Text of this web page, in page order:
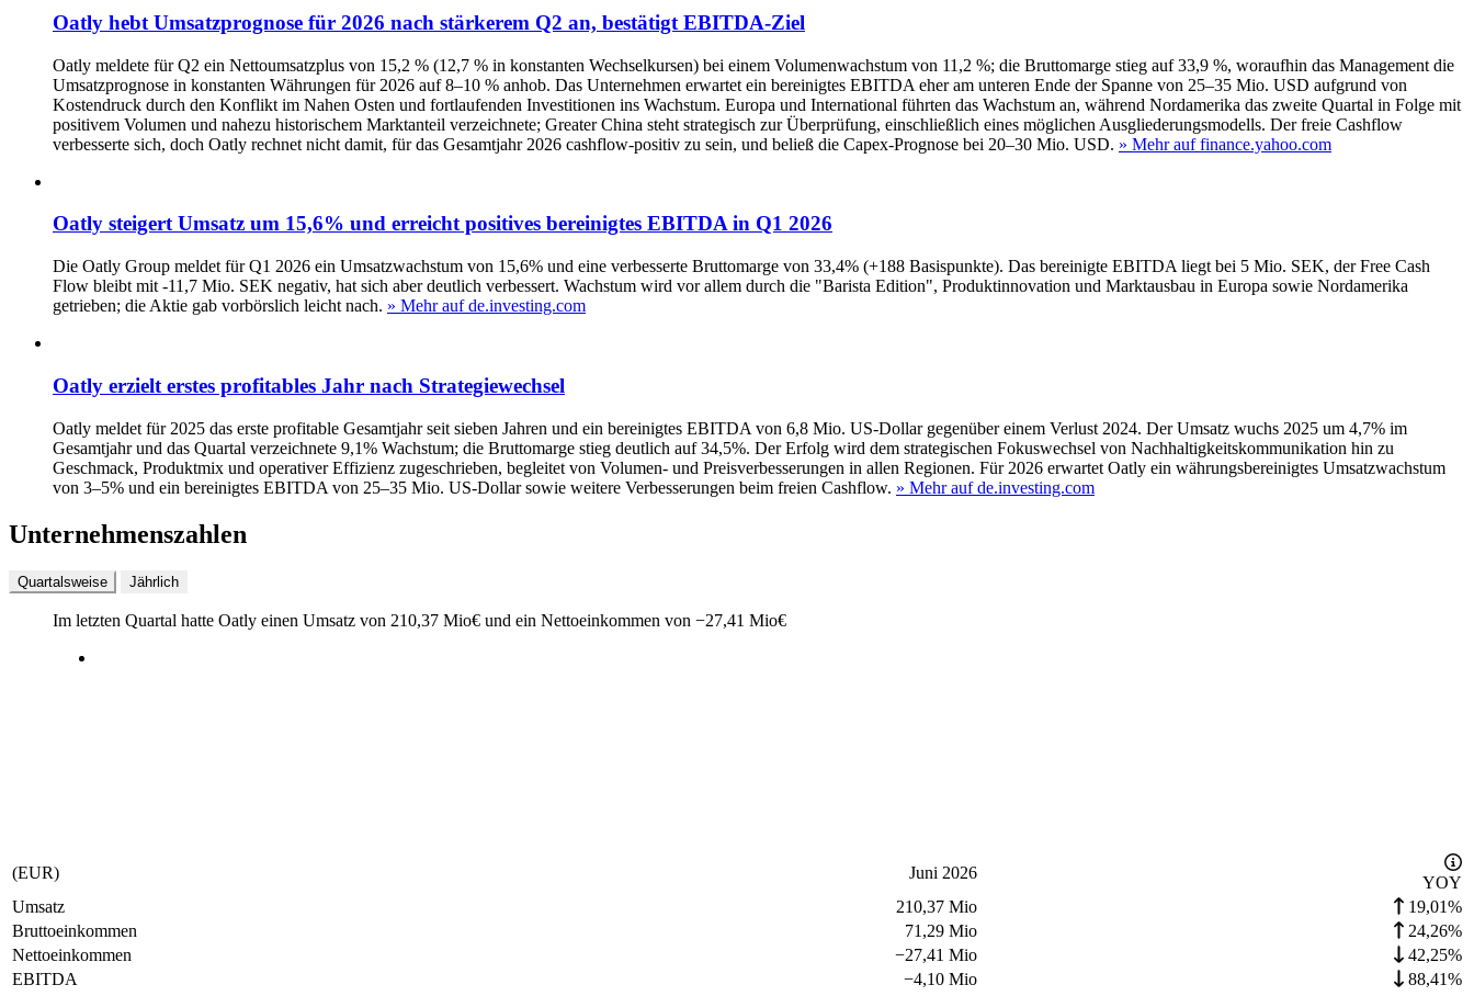
Oatly hebt Umsatzprognose für 2026 nach stärkerem Q2 an, bestätigt EBITDA-Ziel
Oatly meldete für Q2 ein Nettoumsatzplus von 15,2 % (12,7 % in konstanten Wechselkursen) bei einem Volumenwachstum von 11,2 %; die Bruttomarge stieg auf 33,9 %, woraufhin das Management die
Umsatzprognose in konstanten Währungen für 2026 auf 8–10 % anhob. Das Unternehmen erwartet ein bereinigtes EBITDA eher am unteren Ende der Spanne von 25–35 Mio. USD aufgrund von
Kostendruck durch den Konflikt im Nahen Osten und fortlaufenden Investitionen ins Wachstum. Europa und International führten das Wachstum an, während Nordamerika das zweite Quartal in Folge mit
positivem Volumen und nahezu historischem Marktanteil verzeichnete; Greater China steht strategisch zur Überprüfung, einschließlich eines möglichen Ausgliederungsmodells. Der freie Cashflow
verbesserte sich, doch Oatly rechnet nicht damit, für das Gesamtjahr 2026 cashflow-positiv zu sein, und beließ die Capex‑Prognose bei 20–30 Mio. USD. » Mehr auf finance.yahoo.com
Oatly steigert Umsatz um 15,6% und erreicht positives bereinigtes EBITDA in Q1 2026
Die Oatly Group meldet für Q1 2026 ein Umsatzwachstum von 15,6% und eine verbesserte Bruttomarge von 33,4% (+188 Basispunkte). Das bereinigte EBITDA liegt bei 5 Mio. SEK, der Free Cash
Flow bleibt mit -11,7 Mio. SEK negativ, hat sich aber deutlich verbessert. Wachstum wird vor allem durch die "Barista Edition", Produktinnovation und Marktausbau in Europa sowie Nordamerika
getrieben; die Aktie gab vorbörslich leicht nach. » Mehr auf de.investing.com
Oatly erzielt erstes profitables Jahr nach Strategiewechsel
Oatly meldet für 2025 das erste profitable Gesamtjahr seit sieben Jahren und ein bereinigtes EBITDA von 6,8 Mio. US-Dollar gegenüber einem Verlust 2024. Der Umsatz wuchs 2025 um 4,7% im
Gesamtjahr und das Quartal verzeichnete 9,1% Wachstum; die Bruttomarge stieg deutlich auf 34,5%. Der Erfolg wird dem strategischen Fokuswechsel von Nachhaltigkeitskommunikation hin zu
Geschmack, Produktmix und operativer Effizienz zugeschrieben, begleitet von Volumen- und Preisverbesserungen in allen Regionen. Für 2026 erwartet Oatly ein währungsbereinigtes Umsatzwachstum
von 3–5% und ein bereinigtes EBITDA von 25–35 Mio. US-Dollar sowie weitere Verbesserungen beim freien Cashflow. » Mehr auf de.investing.com
Unternehmenszahlen
Quartalsweise Jährlich
Im letzten Quartal hatte Oatly einen Umsatz von 210,37 Mio€ und ein Nettoeinkommen von −27,41 Mio€
(EUR) Juni 2026
YOY
Umsatz
210,37 Mio
19,01%
Bruttoeinkommen
71,29 Mio
24,26%
Nettoeinkommen
−27,41 Mio
42,25%
EBITDA
−4,10 Mio 88,41%